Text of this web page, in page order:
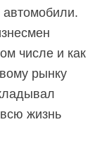
автомобили.
числе и как
рынку
жизнь